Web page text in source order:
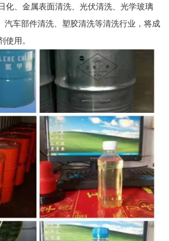
化、金属表面清洗、光伏清洗、光学玻璃
汽车部件清洗、塑胶清洗等清洗行业，将成
使用。